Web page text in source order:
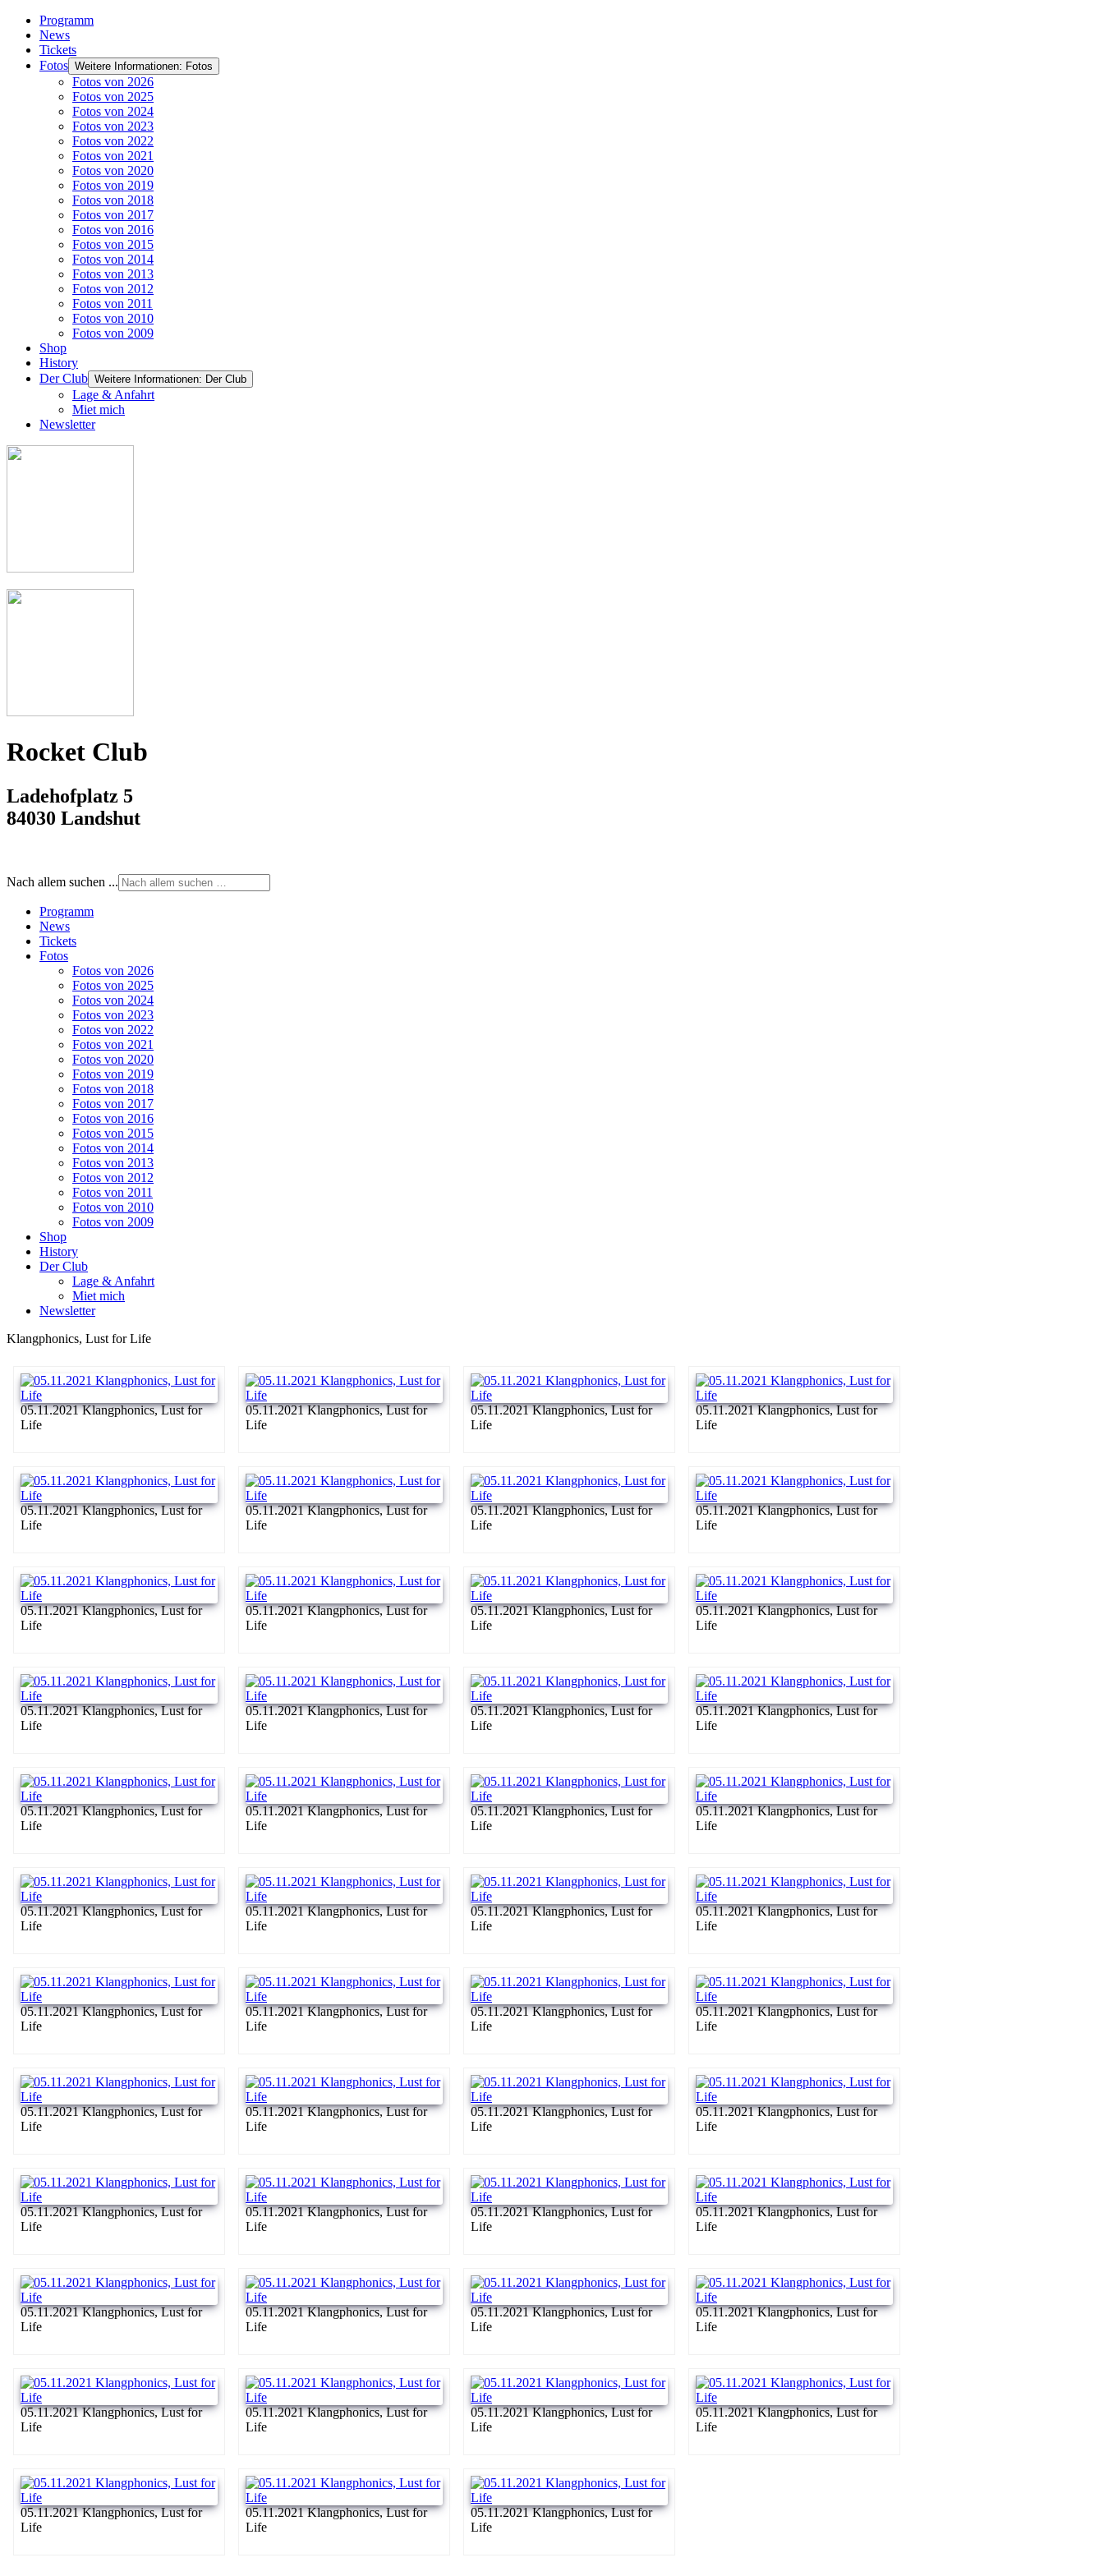
Programm
News
Tickets
Fotos Weitere Informationen: Fotos
Fotos von 2026
Fotos von 2025
Fotos von 2024
Fotos von 2023
Fotos von 2022
Fotos von 2021
Fotos von 2020
Fotos von 2019
Fotos von 2018
Fotos von 2017
Fotos von 2016
Fotos von 2015
Fotos von 2014
Fotos von 2013
Fotos von 2012
Fotos von 2011
Fotos von 2010
Fotos von 2009
Shop
History
Der Club Weitere Informationen: Der Club
Lage & Anfahrt
Miet mich
Newsletter
Rocket Club
Ladehofplatz 5
84030 Landshut
Nach allem suchen ...
Programm
News
Tickets
Fotos
Fotos von 2026
Fotos von 2025
Fotos von 2024
Fotos von 2023
Fotos von 2022
Fotos von 2021
Fotos von 2020
Fotos von 2019
Fotos von 2018
Fotos von 2017
Fotos von 2016
Fotos von 2015
Fotos von 2014
Fotos von 2013
Fotos von 2012
Fotos von 2011
Fotos von 2010
Fotos von 2009
Shop
History
Der Club
Lage & Anfahrt
Miet mich
Newsletter
Klangphonics, Lust for Life
05.11.2021 Klangphonics, Lust for
Life
05.11.2021 Klangphonics, Lust for
Life
05.11.2021 Klangphonics, Lust for
Life
05.11.2021 Klangphonics, Lust for
Life
05.11.2021 Klangphonics, Lust for
Life
05.11.2021 Klangphonics, Lust for
Life
05.11.2021 Klangphonics, Lust for
Life
05.11.2021 Klangphonics, Lust for
Life
05.11.2021 Klangphonics, Lust for
Life
05.11.2021 Klangphonics, Lust for
Life
05.11.2021 Klangphonics, Lust for
Life
05.11.2021 Klangphonics, Lust for
Life
05.11.2021 Klangphonics, Lust for
Life
05.11.2021 Klangphonics, Lust for
Life
05.11.2021 Klangphonics, Lust for
Life
05.11.2021 Klangphonics, Lust for
Life
05.11.2021 Klangphonics, Lust for
Life
05.11.2021 Klangphonics, Lust for
Life
05.11.2021 Klangphonics, Lust for
Life
05.11.2021 Klangphonics, Lust for
Life
05.11.2021 Klangphonics, Lust for
Life
05.11.2021 Klangphonics, Lust for
Life
05.11.2021 Klangphonics, Lust for
Life
05.11.2021 Klangphonics, Lust for
Life
05.11.2021 Klangphonics, Lust for
Life
05.11.2021 Klangphonics, Lust for
Life
05.11.2021 Klangphonics, Lust for
Life
05.11.2021 Klangphonics, Lust for
Life
05.11.2021 Klangphonics, Lust for
Life
05.11.2021 Klangphonics, Lust for
Life
05.11.2021 Klangphonics, Lust for
Life
05.11.2021 Klangphonics, Lust for
Life
05.11.2021 Klangphonics, Lust for
Life
05.11.2021 Klangphonics, Lust for
Life
05.11.2021 Klangphonics, Lust for
Life
05.11.2021 Klangphonics, Lust for
Life
05.11.2021 Klangphonics, Lust for
Life
05.11.2021 Klangphonics, Lust for
Life
05.11.2021 Klangphonics, Lust for
Life
05.11.2021 Klangphonics, Lust for
Life
05.11.2021 Klangphonics, Lust for
Life
05.11.2021 Klangphonics, Lust for
Life
05.11.2021 Klangphonics, Lust for
Life
05.11.2021 Klangphonics, Lust for
Life
05.11.2021 Klangphonics, Lust for
Life
05.11.2021 Klangphonics, Lust for
Life
05.11.2021 Klangphonics, Lust for
Life